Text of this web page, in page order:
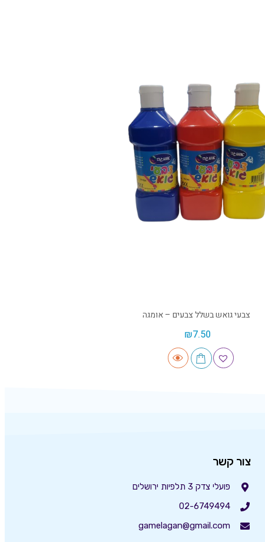
צבעי גואש בשלל צבעים – אומגה
₪7.50
צור קשר
פועלי צדק 3 תלפיות ירושלים
02-6749494
gamelagan@gmail.com